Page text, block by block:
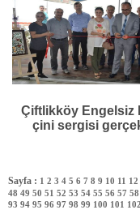
Çiftlikköy Engelsiz
çini sergisi
Sayfa : 1 2 3 4 5 6 7 8 9 10 11 12
48 49 50 51 52 53 54 55 56 57 58
93 94 95 96 97 98 99 100 101 102